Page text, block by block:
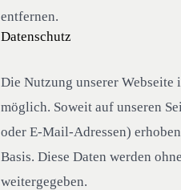
entfernen.
Datenschutz
Die Nutzung unserer Webseite
möglich. Soweit auf unseren
oder E-Mail-Adressen)
Basis. Diese Daten werden
weitergegeben.